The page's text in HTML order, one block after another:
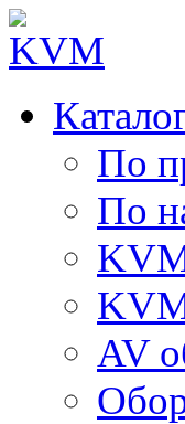
По
По
AV